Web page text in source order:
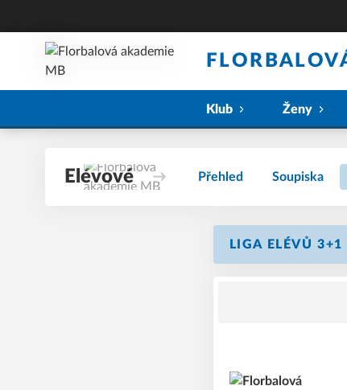
Klub Ženy
Elévové Přehled Soupiska
LIGA ELÉVŮ